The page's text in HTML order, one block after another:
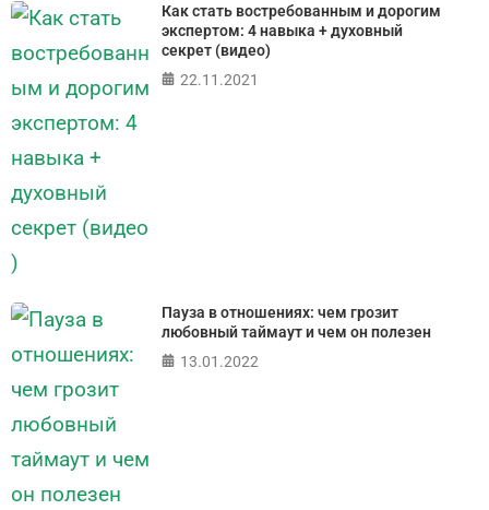
Как стать востребованным и дорогим
экспертом: 4 навыка + духовный
секрет (видео)
22.11.2021
Пауза в отношениях: чем грозит
любовный таймаут и чем он полезен
13.01.2022